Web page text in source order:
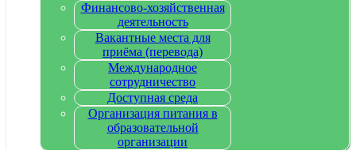
Финансово-хозяйственная
деятельность
Вакантные места для
приёма (перевода)
Международное
сотрудничество
Доступная среда
Организация питания в
образовательной
организации